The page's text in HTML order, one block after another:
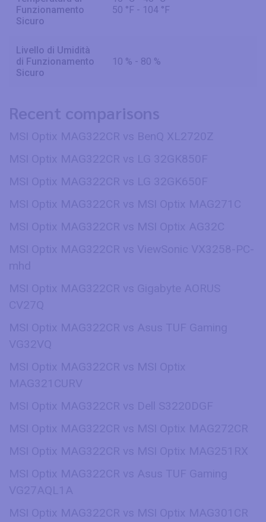
Funzionamento
Sicuro
50 °F - 104 °F
Livello di Umidità
di Funzionamento
Sicuro
10 % - 80 %
Recent comparisons